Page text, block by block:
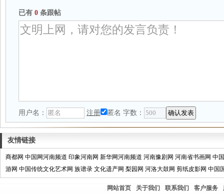
已有 0 条跟帖
用户名： 注册 匿名 字数：
友情链接
商都网 中国网河南频道 印象河南网 新华网河南频道 河南豫剧网 河南省书画网 中
游网 中国传统文化艺术网 族谱录 文化遗产网 梨园网 河洛大鼓网 剪纸皮影网 中国
网站首页 关于我们 联系我们 客户服务